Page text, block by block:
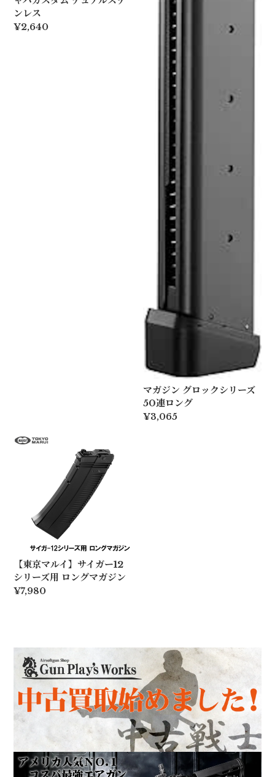
ンレス
¥2,640
マガジン グロックシリーズ
50連ロング
¥3,065
【東京マルイ】サイガー12
シリーズ用 ロングマガジン
¥7,980